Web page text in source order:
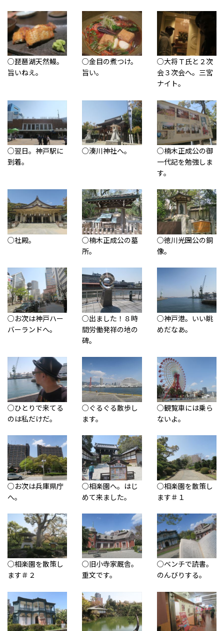
○琵琶湖天然鰻。
旨いねえ。
○金目の煮つけ。
旨い。
○大将Ｔ氏と２次
会３次会へ。三宮
ナイト。
○翌日。神戸駅に
到着。
○湊川神社へ。
○楠木正成公の御
一代記を勉強しま
す。
○社殿。
○楠木正成公の墓
所。
○徳川光圀公の銅
像。
○お次は神戸ハー
バーランドへ。
○出ました！８時
間労働発祥の地の
碑。
○神戸港。いい眺
めだなあ。
○ひとりで来てる
のは私だけだ。
○ぐるぐる散歩し
ます。
○観覧車には乗ら
ないよ。
○お次は兵庫県庁
へ。
○相楽園へ。はじ
めて来ました。
○相楽園を散策し
ます＃１
○相楽園を散策し
ます＃２
○旧小寺家厩舎。
重文です。
○ベンチで読書。
のんびりする。